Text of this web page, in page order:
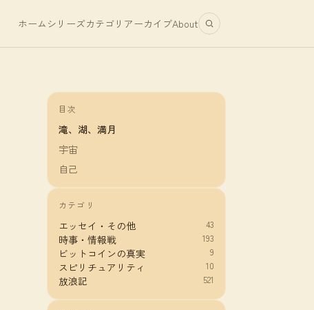
ホーム シリーズカテゴリ アーカイブAbout
目次
滝、湖、満月
宇宙
自己
カテゴリ
エッセイ・その他 43
時事・情報戦 193
ビットコインの真実 9
スピリチュアリティ 10
放浪記 521